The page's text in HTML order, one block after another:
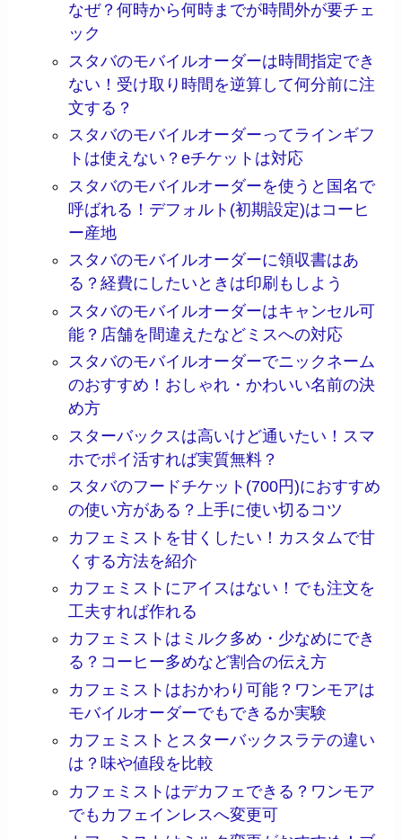
なぜ？何時から何時までが時間外が要チェ
ック
スタバのモバイルオーダーは時間指定でき
ない！受け取り時間を逆算して何分前に注
文する？
スタバのモバイルオーダーってラインギフ
トは使えない？eチケットは対応
スタバのモバイルオーダーを使うと国名で
呼ばれる！デフォルト(初期設定)はコーヒ
ー産地
スタバのモバイルオーダーに領収書はあ
る？経費にしたいときは印刷もしよう
スタバのモバイルオーダーはキャンセル可
能？店舗を間違えたなどミスへの対応
スタバのモバイルオーダーでニックネーム
のおすすめ！おしゃれ・かわいい名前の決
め方
スターバックスは高いけど通いたい！スマ
ホでポイ活すれば実質無料？
スタバのフードチケット(700円)におすすめ
の使い方がある？上手に使い切るコツ
カフェミストを甘くしたい！カスタムで甘
くする方法を紹介
カフェミストにアイスはない！でも注文を
工夫すれば作れる
カフェミストはミルク多め・少なめにでき
る？コーヒー多めなど割合の伝え方
カフェミストはおかわり可能？ワンモアは
モバイルオーダーでもできるか実験
カフェミストとスターバックスラテの違い
は？味や値段を比較
カフェミストはデカフェできる？ワンモア
でもカフェインレスへ変更可